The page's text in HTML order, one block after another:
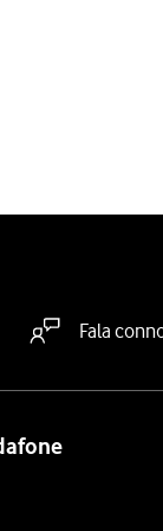
Fala